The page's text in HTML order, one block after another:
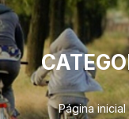
Página inicial